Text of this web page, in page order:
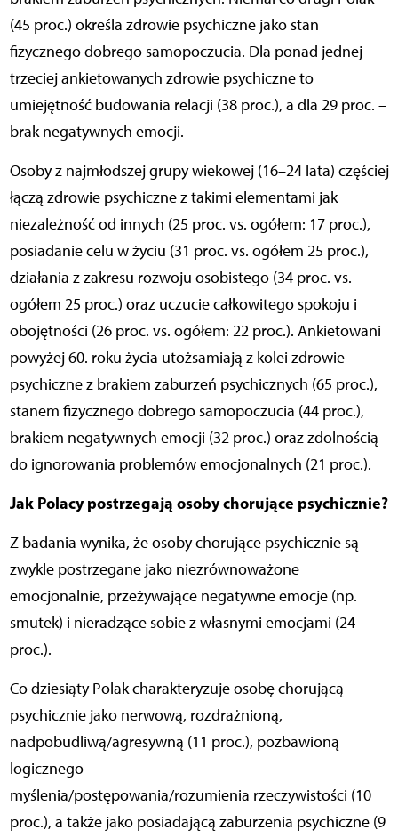
(45 proc.) określa zdrowie psychiczne jako stan
fizycznego dobrego samopoczucia. Dla ponad jednej
trzeciej ankietowanych zdrowie psychiczne to
umiejętność budowania relacji (38 proc.), a dla 29 proc. –
brak negatywnych emocji.
Osoby z najmłodszej grupy wiekowej (16–24 lata) częściej
łączą zdrowie psychiczne z takimi elementami jak
niezależność od innych (25 proc. vs. ogółem: 17 proc.),
posiadanie celu w życiu (31 proc. vs. ogółem 25 proc.),
działania z zakresu rozwoju osobistego (34 proc. vs.
ogółem 25 proc.) oraz uczucie całkowitego spokoju i
obojętności (26 proc. vs. ogółem: 22 proc.). Ankietowani
powyżej 60. roku życia utożsamiają z kolei zdrowie
psychiczne z brakiem zaburzeń psychicznych (65 proc.),
stanem fizycznego dobrego samopoczucia (44 proc.),
brakiem negatywnych emocji (32 proc.) oraz zdolnością
do ignorowania problemów emocjonalnych (21 proc.).
Jak Polacy postrzegają osoby chorujące psychicznie?
Z badania wynika, że osoby chorujące psychicznie są
zwykle postrzegane jako niezrównoważone
emocjonalnie, przeżywające negatywne emocje (np.
smutek) i nieradzące sobie z własnymi emocjami (24
proc.).
Co dziesiąty Polak charakteryzuje osobę chorującą
psychicznie jako nerwową, rozdrażnioną,
nadpobudliwą/agresywną (11 proc.), pozbawioną
logicznego
myślenia/postępowania/rozumienia rzeczywistości (10
proc.), a także jako posiadającą zaburzenia psychiczne (9